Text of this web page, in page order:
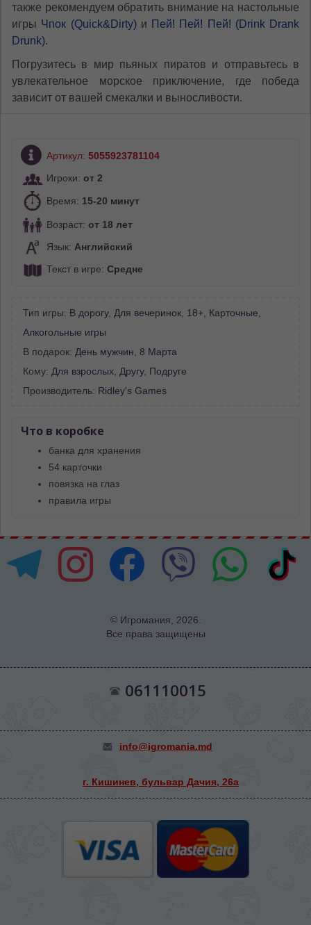
также рекомендуем обратить внимание на настольные
игры Чпок (Quick&Dirty)и Пей! Пей! Пей! (Drink Drank
Drunk).
Погрузитесь в мир пьяных пиратов и отправьтесь в
увлекательное морское приключение, где победа
зависит от вашей смекалки и выносливости.
Артикул: 5055923781104
Игроки: от 2
Время: 15-20 минут
Возраст: от 18 лет
Язык: Английский
Текст в игре: Средне
Тип игры: В дорогу, Для вечеринок 18+ Карточные
Алкогольные игры
В подарок: День мужчин 8 Марта
Кому: Для взрослых Другу, Подруге
Производитель: Ridley's Games
Что в коробке
банка для хранения
54 карточки
повязка на глаз
правила игры
© Игромания, 2026.
Все права защищены
061110015
info@igromania.md
г. Кишинев, бульвар Дачия, 26а